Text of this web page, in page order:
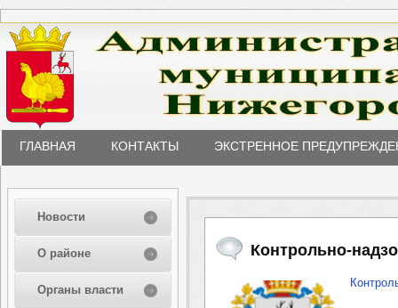
ГЛАВНАЯ КОНТАКТЫ ЭКСТРЕННОЕ
Новости
О районе
Органы власти
Контрольно-